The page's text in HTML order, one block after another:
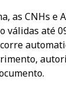
as CNHs e
válidas até